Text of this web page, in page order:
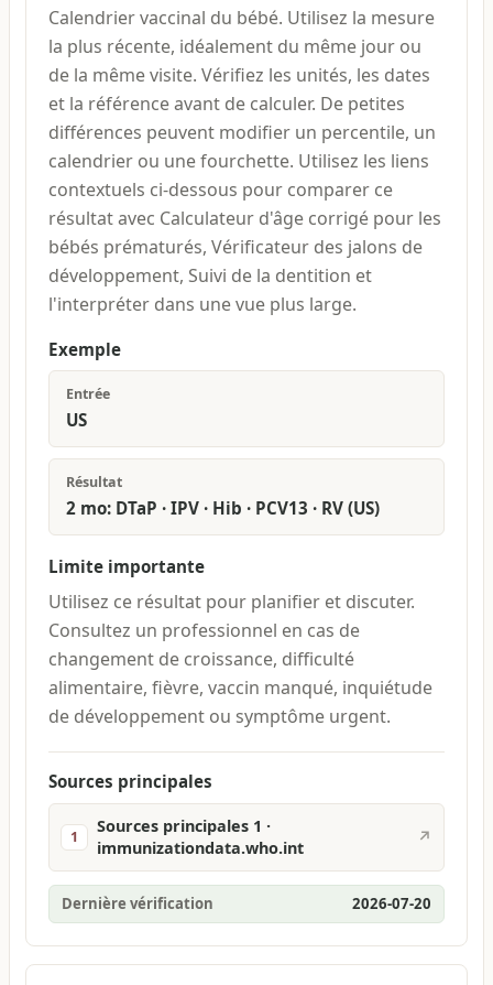
Calendrier vaccinal du bébé. Utilisez la mesure
la plus récente, idéalement du même jour ou
de la même visite. Vérifiez les unités, les dates
et la référence avant de calculer. De petites
différences peuvent modifier un percentile, un
calendrier ou une fourchette. Utilisez les liens
contextuels ci-dessous pour comparer ce
résultat avec Calculateur d'âge corrigé pour les
bébés prématurés, Vérificateur des jalons de
développement, Suivi de la dentition et
l'interpréter dans une vue plus large.
Exemple
Entrée
US
Résultat
2 mo: DTaP · IPV · Hib · PCV13 · RV (US)
Limite importante
Utilisez ce résultat pour planifier et discuter.
Consultez un professionnel en cas de
changement de croissance, difficulté
alimentaire, fièvre, vaccin manqué, inquiétude
de développement ou symptôme urgent.
Sources principales
1
Sources principales 1 ·
immunizationdata.who.int
↗
Dernière vérification 2026-07-20